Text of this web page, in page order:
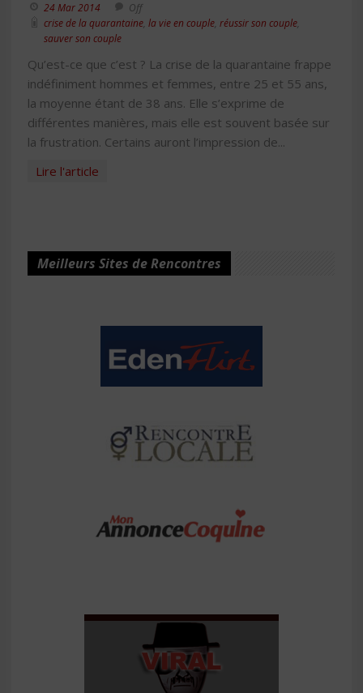
24 Mar 2014
Off
crise de la quarantaine la vie en couple réussir son couple
sauver son couple
Qu’est-ce que c’est ? La crise de la quarantaine frappe
indéfiniment hommes et femmes, entre 25 et 55 ans,
la moyenne étant de 38 ans. Elle s’exprime de
différentes manières, mais elle est souvent basée sur
la frustration. Certains auront l’impression de...
Lire l'article
Meilleurs Sites de Rencontres